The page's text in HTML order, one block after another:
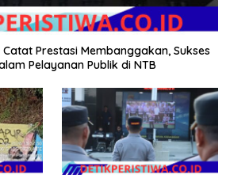
Prestasi Membanggakan, Sukses
Pelayanan Publik di NTB